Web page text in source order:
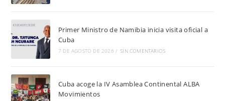
Primer Ministro de Namibia inicia visita oficial a
Cuba
7 DE AGOSTO DE 2026 / SIN COMENTARIOS
Cuba acoge la IV Asamblea Continental ALBA
Movimientos